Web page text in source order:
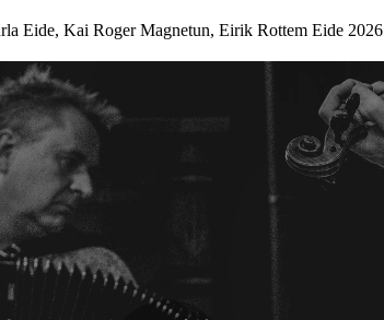
Eide, Kai Roger Magnetun, Eirik Rottem Eide 2026